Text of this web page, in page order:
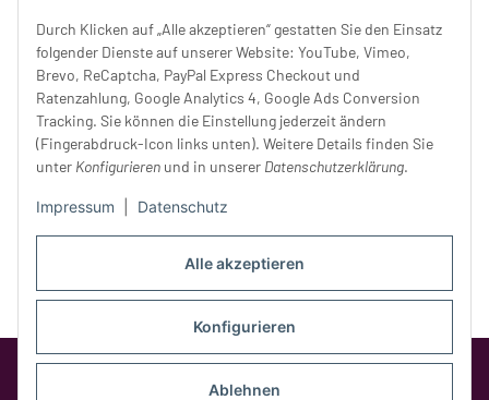
Alle akzeptieren
Konfigurieren
Ablehnen
Durch Klicken auf „Alle akzeptieren“ gestatten Sie den Einsatz
folgender Dienste auf unserer Website: YouTube, Vimeo,
Brevo, ReCaptcha, PayPal Express Checkout und
Ratenzahlung, Google Analytics 4, Google Ads Conversion
Tracking. Sie können die Einstellung jederzeit ändern
(Fingerabdruck-Icon links unten). Weitere Details finden Sie
unter Konfigurieren und in unserer Datenschutzerklärung.
Impressum Datenschutz
Samstag:
10 - 14 Uhr
Unser Service
Rechtliches
Google Analytics deaktivierenStatus: